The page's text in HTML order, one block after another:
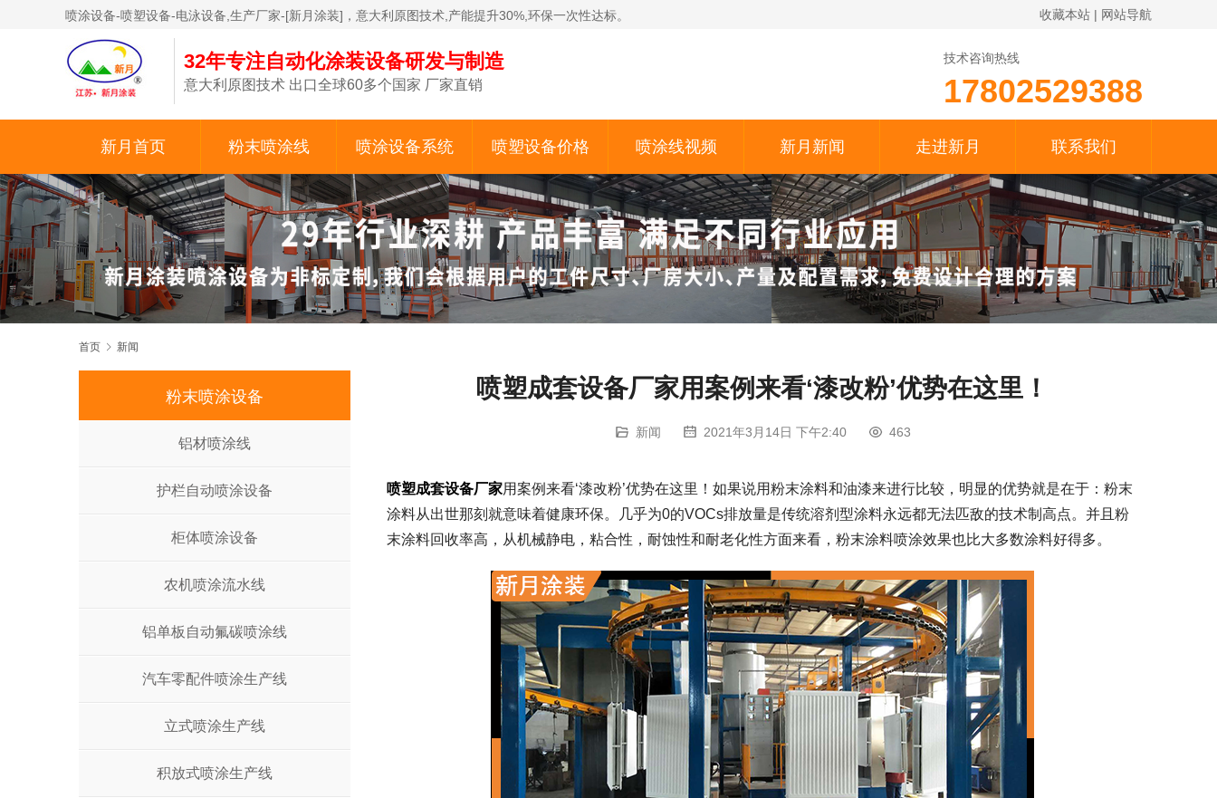
喷涂设备-喷塑设备-电泳设备,生产厂家-[新月涂装]，意大利原图技术,产能提升30%,环保一次性达标。 收藏本站 | 网站导航
32年专注自动化涂装设备研发与制造
意大利原图技术 出口全球60多个国家 厂家直销
技术咨询热线
17802529388
新月首页 粉末喷涂线 喷涂设备系统 喷塑设备价格 喷涂线视频 新月新闻 走进新月 联系我们
首页 新闻
喷塑成套设备厂家用案例来看‘漆改粉’优势在这里！
新闻 2021年3月14日 下午2:40 463
喷塑成套设备厂家用案例来看‘漆改粉’优势在这里！如果说用粉末涂料和油漆来进行比较，明显的优势就是在于：粉末
涂料从出世那刻就意味着健康环保。几乎为0的VOCs排放量是传统溶剂型涂料永远都无法匹敌的技术制高点。并且粉
末涂料回收率高，从机械静电，粘合性，耐蚀性和耐老化性方面来看，粉末涂料喷涂效果也比大多数涂料好得多。
粉末喷涂设备
铝材喷涂线
护栏自动喷涂设备
柜体喷涂设备
农机喷涂流水线
铝单板自动氟碳喷涂线
汽车零配件喷涂生产线
立式喷涂生产线
积放式喷涂生产线